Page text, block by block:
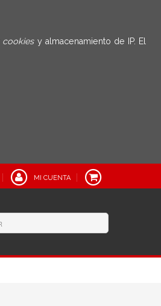
cookies y almacenamiento de IP. El
MI CUENTA